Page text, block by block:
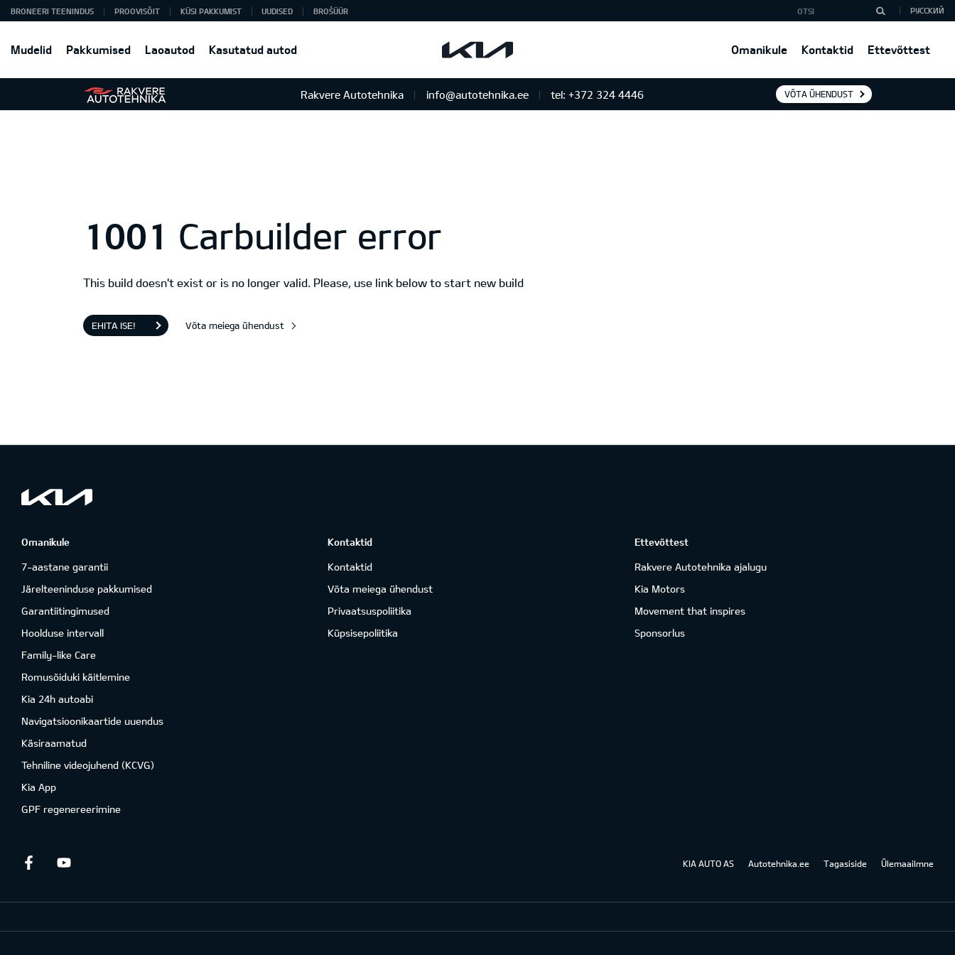
Mudelid Pakkumised Laoautod Kasutatud autod Omanikule Kontaktid Ettevõttest
BRONEERI TEENINDUS PROOVISÕIT KÜSI PAKKUMIST UUDISED BROŠÜÜR РУССКИЙ
Rakvere Autotehnika info@autotehnika.ee tel: +372 324 4446 VÕTA ÜHENDUST
1001 Carbuilder error
This build doesn't exist or is no longer valid. Please, use link below to start new build
EHITA ISE! Võta meiega ühendust
Omanikule
7-aastane garantii
Järelteeninduse pakkumised
Garantiitingimused
Hoolduse intervall
Family-like Care
Romusõiduki käitlemine
Kia 24h autoabi
Navigatsioonikaartide uuendus
Käsiraamatud
Tehniline videojuhend (KCVG)
Kia App
GPF regenereerimine
Kontaktid
Kontaktid
Võta meiega ühendust
Privaatsuspoliitika
Küpsisepoliitika
Ettevõttest
Rakvere Autotehnika ajalugu
Kia Motors
Movement that inspires
Sponsorlus
Facebook KIA AUTO AS Autotehnika.ee Tagasiside Ülemaailmne